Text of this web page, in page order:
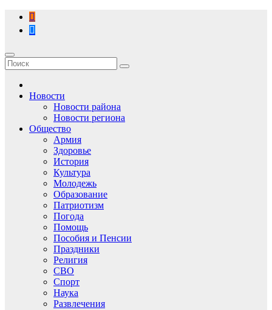
Перейти
содержимому
Новости
Новости района
Новости региона
Общество
Армия
Здоровье
История
Культура
Молодежь
Образование
Патриотизм
Погода
Помощь
Пособия и Пенсии
Праздники
Религия
СВО
Спорт
Наука
Развлечения